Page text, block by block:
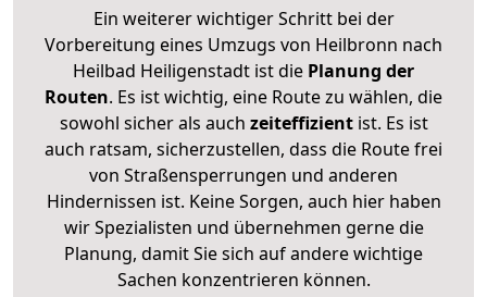
Ein weiterer wichtiger Schritt bei der
Vorbereitung eines Umzugs von Heilbronn nach
Heilbad Heiligenstadt ist die Planung der
Routen. Es ist wichtig, eine Route zu wählen, die
sowohl sicher als auch zeiteffizientist. Es ist
auch ratsam, sicherzustellen, dass die Route frei
von Straßensperrungen und anderen
Hindernissen ist. Keine Sorgen, auch hier haben
wir Spezialisten und übernehmen gerne die
Planung, damit Sie sich auf andere wichtige
Sachen konzentrieren können.